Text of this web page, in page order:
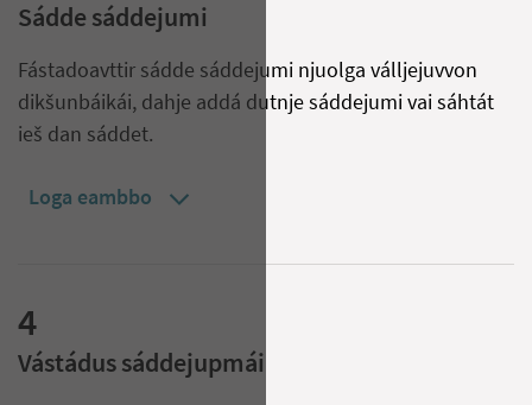
Sádde sáddejumi
Fástadoavttir sádde sáddejumi njuolga válljejuvvon
dikšunbáikái, dahje addá dutnje sáddejumi vai sáhtát
ieš dan sáddet.
Loga eambbo
4
Vástádus sáddejupmái